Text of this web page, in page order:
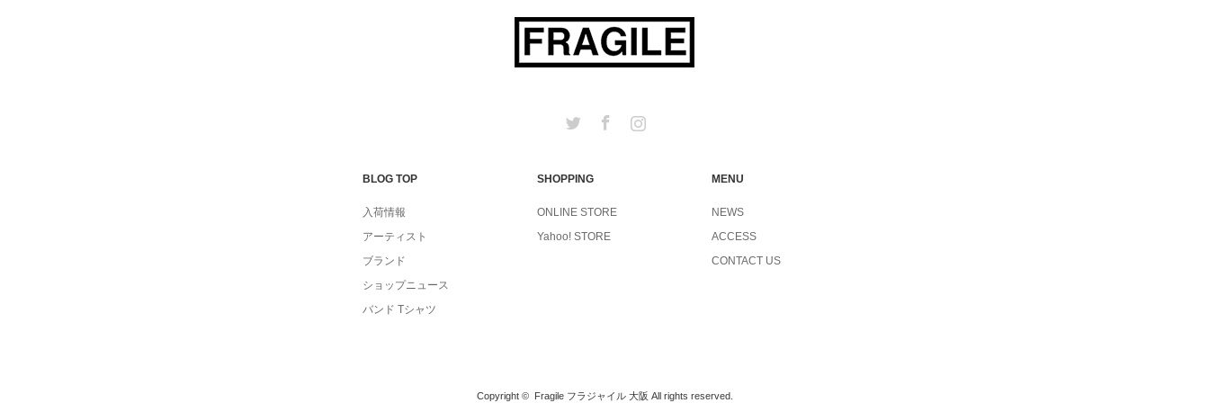
Twitter Facebook
BLOG TOP
入荷情報
アーティスト
ブランド
ショップニュース
バンド Tシャツ
SHOPPING
ONLINE STORE
Yahoo! STORE
MENU
NEWS
ACCESS
CONTACT US
Copyright © Fragile フラジャイル 大阪 All rights reserved.